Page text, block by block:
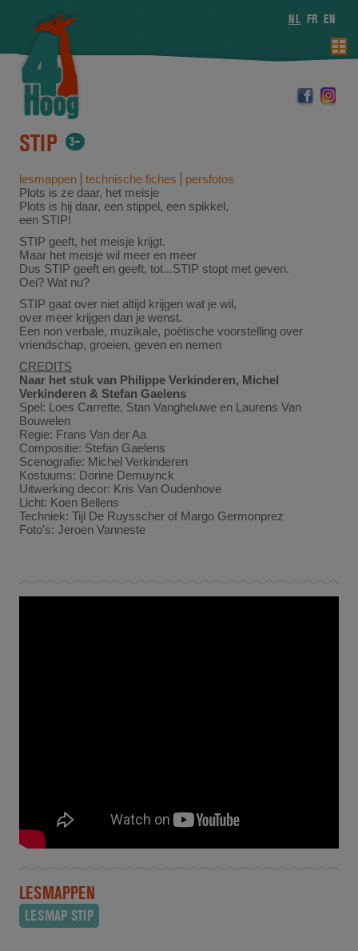
NL FR EN
STIP 3+
lesmappen technische fiches
persfotos
Plots is ze daar, het meisje
Plots is hij daar, een stippel, een spikkel,
een STIP!
STIP geeft, het meisje krijgt.
Maar het meisje wil meer en meer
Dus STIP geeft en geeft, tot...STIP stopt met geven.
Oei? Wat nu?
STIP gaat over niet altijd krijgen wat je wil,
over meer krijgen dan je wenst.
Een non verbale, muzikale, poëtische voorstelling over
vriendschap, groeien, geven en nemen
CREDITS
Naar het stuk van Philippe Verkinderen, Michel
Verkinderen & Stefan Gaelens
Spel: Loes Carrette, Stan Vangheluwe en Laurens Van
Bouwelen
Regie: Frans Van der Aa
Compositie: Stefan Gaelens
Scenografie: Michel Verkinderen
Kostuums: Dorine Demuynck
Uitwerking decor: Kris Van Oudenhove
Licht: Koen Bellens
Techniek: Tijl De Ruysscher of Margo Germonprez
Foto's: Jeroen Vanneste
LESMAPPEN
LESMAP STIP